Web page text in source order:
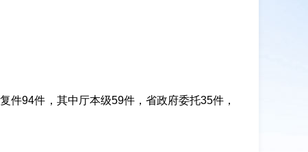
件94件，其中厅本级59件，省政府委托35件，